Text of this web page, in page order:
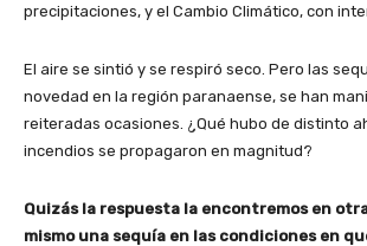
precipitaciones, y el Cambio Climático, con
El aire se sintió y se respiró seco. Pero las
novedad en la región paranaense, se han
reiteradas ocasiones. ¿Qué hubo de distinto
incendios se propagaron en magnitud?
Quizás la respuesta la encontremos en
mismo una sequía en las condiciones en